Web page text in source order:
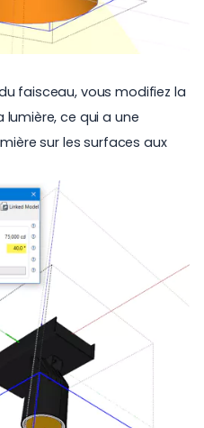
faisceau, vous modifiez la
ce qui a une
sur les surfaces aux